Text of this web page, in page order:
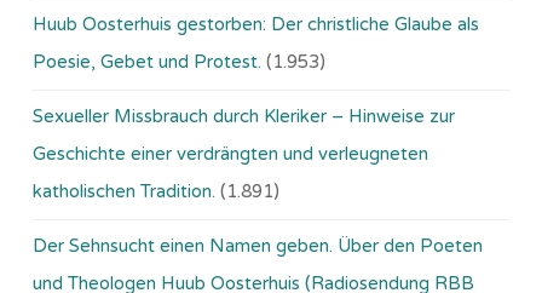
Huub Oosterhuis gestorben: Der christliche Glaube als
Poesie, Gebet und Protest. (1.953)
Sexueller Missbrauch durch Kleriker – Hinweise zur
Geschichte einer verdrängten und verleugneten
katholischen Tradition. (1.891)
Der Sehnsucht einen Namen geben. Über den Poeten
und Theologen Huub Oosterhuis (Ra­dio­sen­dung RBB